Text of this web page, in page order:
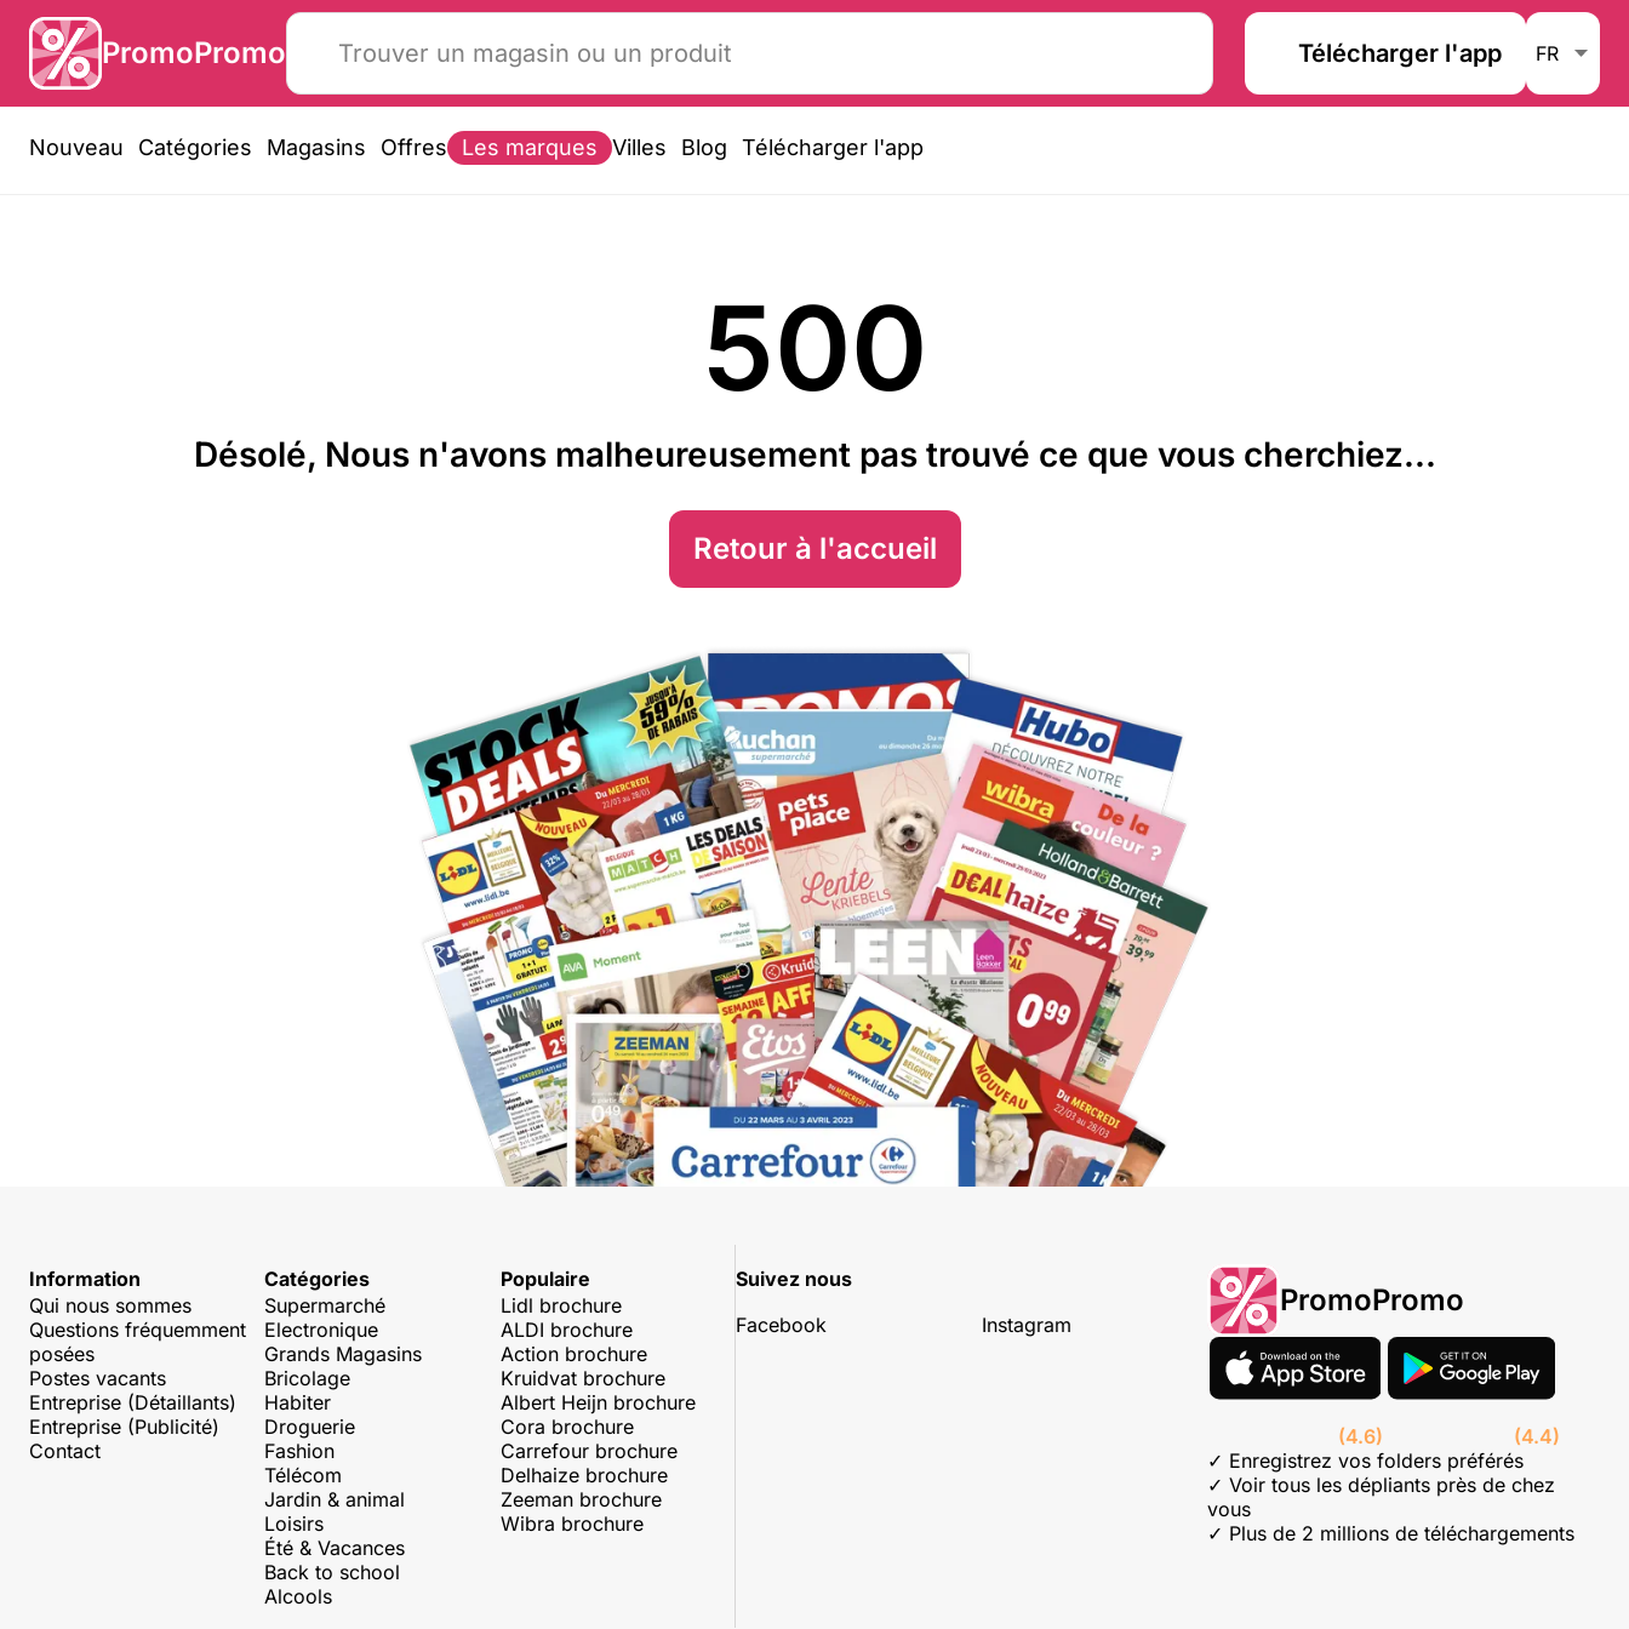
PromoPromo Télécharger l'app
Nouveau Catégories Magasins Offres Les marques Villes Blog Télécharger l'app
500
Désolé, Nous n'avons malheureusement pas trouvé ce que vous cherchiez...
Retour à l'accueil
Information
Qui nous sommes
Questions fréquemment
posées
Postes vacants
Entreprise (Détaillants)
Entreprise (Publicité)
Contact
Catégories
Supermarché
Electronique
Grands Magasins
Bricolage
Habiter
Droguerie
Fashion
Télécom
Jardin & animal
Loisirs
Été & Vacances
Back to school
Alcools
Populaire
Lidl brochure
ALDI brochure
Action brochure
Kruidvat brochure
Albert Heijn brochure
Cora brochure
Carrefour brochure
Delhaize brochure
Zeeman brochure
Wibra brochure
Suivez nous
Facebook
Instagram
PromoPromo
(4.6)
(4.4)
✓ Enregistrez vos folders préférés
✓ Voir tous les dépliants près de chez
vous
✓ Plus de 2 millions de téléchargements